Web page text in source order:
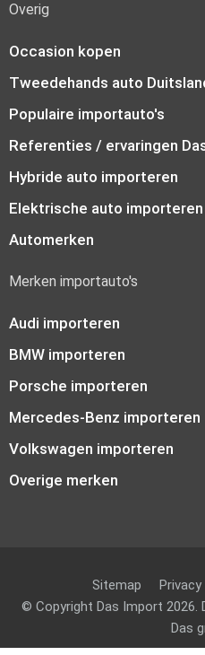
Overig
Occasion kopen
Tweedehands auto
Populaire importauto's
Referenties / ervaringen
Hybride auto importeren
Elektrische auto importeren
Automerken
Merken importauto's
Audi importeren
BMW importeren
Porsche importeren
Mercedes-Benz importeren
Volkswagen importeren
Overige merken
Sitemap Privacy
© Copyright Das Import 2026.
Das